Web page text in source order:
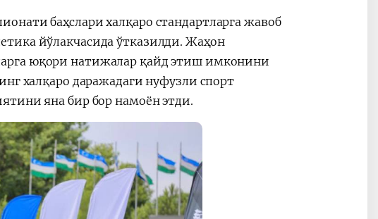
баҳслари халқаро стандартларга жавоб
йўлакчасида ўтказилди. Жаҳон
юқори натижалар қайд этиш имконини
халқаро даражадаги нуфузли спорт
яна бир бор намоён этди.